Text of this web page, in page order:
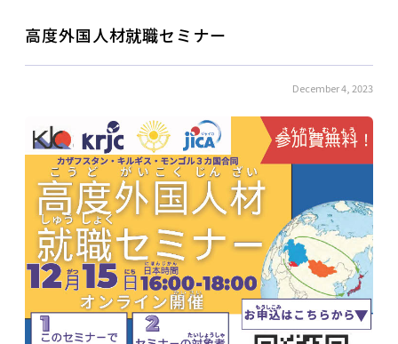
高度外国人材就職セミナー
December 4, 2023